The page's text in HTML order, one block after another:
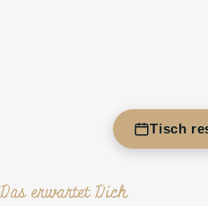
Tisch
Das erwartet Dich